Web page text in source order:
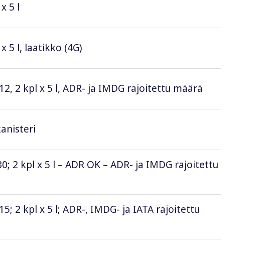
5 l
5 l, laatikko (4G)
2 kpl x 5 l, ADR- ja IMDG rajoitettu määrä
2 kpl x 5 l – ADR OK – ADR- ja IMDG rajoitettu
2 kpl x 5 l; ADR-, IMDG- ja IATA rajoitettu